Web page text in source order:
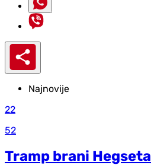
Najnovije
22
52
Tramp brani Hegseta